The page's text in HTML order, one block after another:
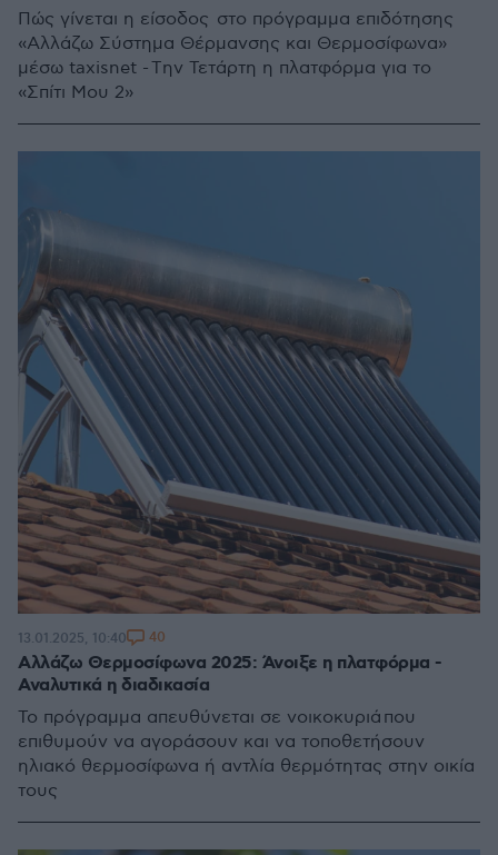
Πώς γίνεται η είσοδος στο πρόγραμμα επιδότησης
«Αλλάζω Σύστημα Θέρμανσης και Θερμοσίφωνα»
μέσω taxisnet - Tην Τετάρτη η πλατφόρμα για το
«Σπίτι Μου 2»
Αλλάζω Θερμοσίφωνα 2025: Άνοιξε η πλατφόρμα -
Αναλυτικά η διαδικασία
Το πρόγραμμα απευθύνεται σε νοικοκυριά που
επιθυμούν να αγοράσουν και να τοποθετήσουν
ηλιακό θερμοσίφωνα ή αντλία θερμότητας στην οικία
τους
13.01.2025, 10:40 40